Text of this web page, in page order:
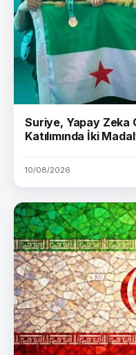
Suriye, Yapay Zeka
Katılımında İki
10/08/2026